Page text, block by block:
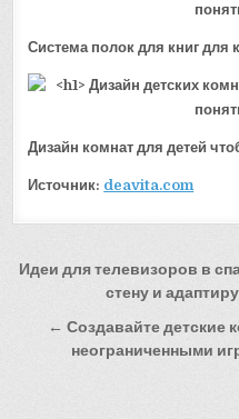
Система полок для книг для
Дизайн комнат для детей
Источник: deavita.com
Навигация
записям
Идеи для телевизоров в
стену и
← Создавайте детские
неограниченными